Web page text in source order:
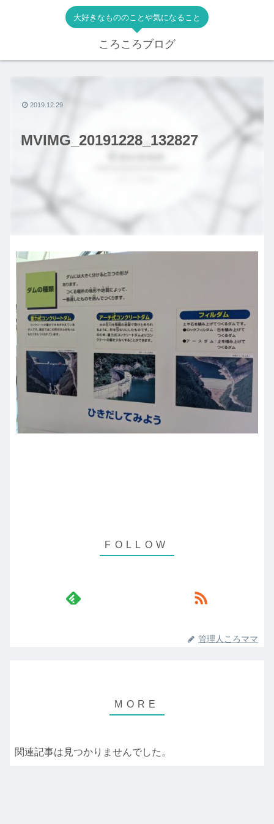
大好きなもののことや気になること
ころころブログ
MVIMG_20191228_132827
2019.12.29
管理人ころママ
関連記事は見つかりませんでした。